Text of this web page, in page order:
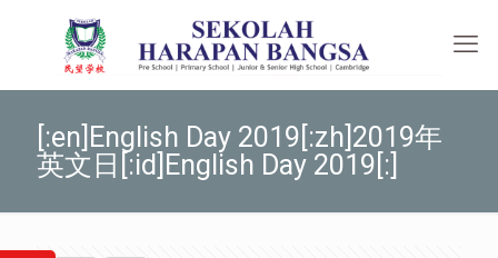
[:en]English Day 2019[:zh]2019年
英文日[:id]English Day 2019[:]